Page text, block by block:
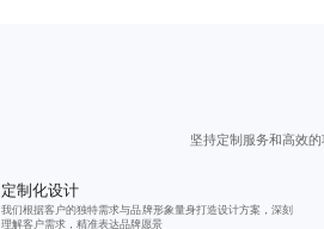
坚持定制服务和高效
定制化设计
我们根据客户的独特需求与品牌形象量身打造设计方案，深刻
理解客户需求，精准表达品牌愿景